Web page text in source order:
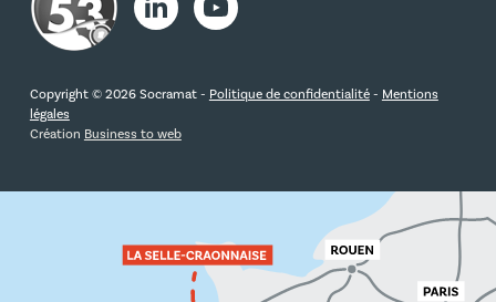
Copyright © 2026 Socramat - Politique de confidentialité- Mentions
légales
Création Business to web